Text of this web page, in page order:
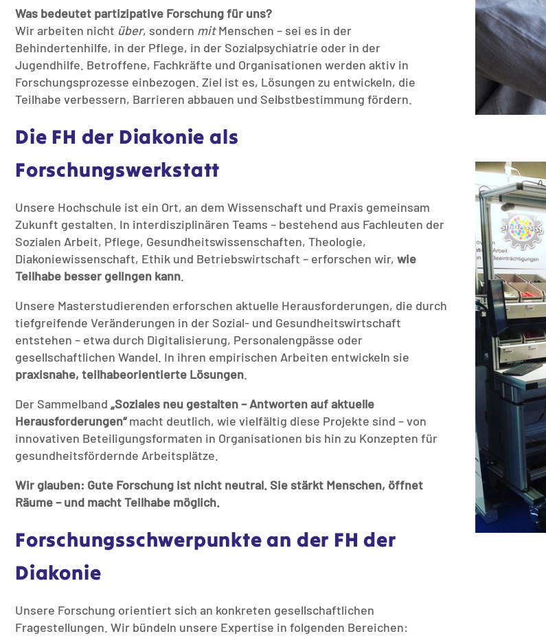
Was bedeutet partizipative Forschung für uns?
Wir arbeiten nicht über, sondern mitMenschen – sei es in der
Behindertenhilfe, in der Pflege, in der Sozialpsychiatrie oder in der
Jugendhilfe. Betroffene, Fachkräfte und Organisationen werden aktiv in
Forschungsprozesse einbezogen. Ziel ist es, Lösungen zu entwickeln, die
Teilhabe verbessern, Barrieren abbauen und Selbstbestimmung fördern.
Die FH der Diakonie als
Forschungswerkstatt
Unsere Hochschule ist ein Ort, an dem Wissenschaft und Praxis gemeinsam
Zukunft gestalten. In interdisziplinären Teams – bestehend aus Fachleuten der
Sozialen Arbeit, Pflege, Gesundheitswissenschaften, Theologie,
Diakoniewissenschaft, Ethik und Betriebswirtschaft – erforschen wir, wie
Teilhabe besser gelingen kann
Unsere Masterstudierenden erforschen aktuelle Herausforderungen, die durch
tiefgreifende Veränderungen in der Sozial- und Gesundheitswirtschaft
entstehen – etwa durch Digitalisierung, Personalengpässe oder
gesellschaftlichen Wandel. In ihren empirischen Arbeiten entwickeln sie
praxisnahe, teilhabeorientierte Lösungen
Der Sammelband „Soziales neu gestalten – Antworten auf aktuelle
Herausforderungen“macht deutlich, wie vielfältig diese Projekte sind – von
innovativen Beteiligungsformaten in Organisationen bis hin zu Konzepten für
gesundheitsfördernde Arbeitsplätze.
Wir glauben: Gute Forschung ist nicht neutral. Sie stärkt Menschen, öffnet
Räume – und macht Teilhabe möglich.
Forschungsschwerpunkte an der FH der
Diakonie
Unsere Forschung orientiert sich an konkreten gesellschaftlichen
Fragestellungen. Wir bündeln unsere Expertise in folgenden Bereichen: